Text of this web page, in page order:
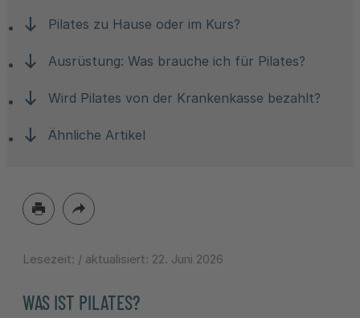
Pilates zu Hause oder im Kurs?
Ausrüstung: Was brauche ich für Pilates?
Wird Pilates von der Krankenkasse bezahlt?
Ähnliche Artikel
Lesezeit: / aktualisiert: 22. Juni 2026
WAS IST PILATES?